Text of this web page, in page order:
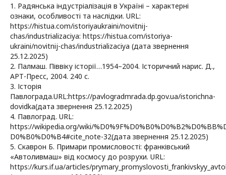
1. Радянська індустріалізація в Україні – характерні
ознаки, особливості та наслідки. URL:
https://histua.com/istoriyaukraini/novitnij-
chas/industrializaciya: https://histua.com/istoriya-
ukraini/novitnij-chas/industrializaciya (дата звернення
25.12.2025)
2. Палмаш. Піввіку історії…1954–2004. Історичний нарис. Д.,
АРТ-Пресс, 2004. 240 с.
3. Історія
Павлограда.URL:https://pavlogradmrada.dp.gov.ua/istorichna-
dovidka(дата звернення 25.12.2025)
4. Павлоград. URL:
https://wikipedia.org/wiki/
D0%B0%D0%B4#cite_note-32(дата звернення 25.12.2025)
5. Скаврон Б. Примари промисловості: франківський
«Автоливмаш» від космосу до розрухи. URL:
https://kurs.if.ua/articles/